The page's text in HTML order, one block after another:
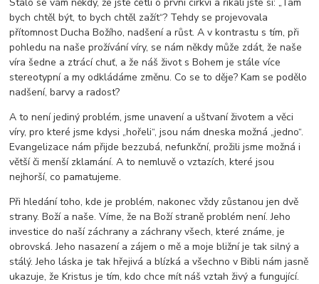
bych chtěl být, to bych chtěl zažít“? Tehdy se projevovala
přítomnost Ducha Božího, nadšení a růst. A v kontrastu s tím, při
pohledu na naše prožívání víry, se nám někdy může zdát, že naše
víra šedne a ztrácí chuť, a že náš život s Bohem je stále více
stereotypní a my odkládáme změnu. Co se to děje? Kam se podělo
nadšení, barvy a radost?
A to není jediný problém, jsme unavení a uštvaní životem a věci
víry, pro které jsme kdysi „hořeli“, jsou nám dneska možná „jedno“.
Evangelizace nám přijde bezzubá, nefunkční, prožili jsme možná i
větší či menší zklamání. A to nemluvě o vztazích, které jsou
nejhorší, co pamatujeme.
Při hledání toho, kde je problém, nakonec vždy zůstanou jen dvě
strany. Boží a naše. Víme, že na Boží straně problém není. Jeho
investice do naší záchrany a záchrany všech, které známe, je
obrovská. Jeho nasazení a zájem o mě a moje bližní je tak silný a
stálý. Jeho láska je tak hřejivá a blízká a všechno v Bibli nám jasně
ukazuje, že Kristus je tím, kdo chce mít náš vztah živý a fungující.